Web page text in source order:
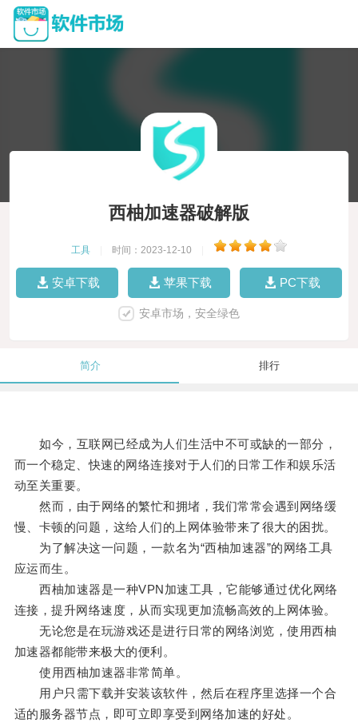
西柚加速器破解版
工具 时间：2023-12-10
安卓下载 苹果下载 PC下载
安卓市场，安全绿色
简介 排行
如今，互联网已经成为人们生活中不可或缺的一部分，
而一个稳定、快速的网络连接对于人们的日常工作和娱乐活
动至关重要。
然而，由于网络的繁忙和拥堵，我们常常会遇到网络缓
慢、卡顿的问题，这给人们的上网体验带来了很大的困扰。
为了解决这一问题，一款名为“西柚加速器”的网络工具
应运而生。
西柚加速器是一种VPN加速工具，它能够通过优化网络
连接，提升网络速度，从而实现更加流畅高效的上网体验。
无论您是在玩游戏还是进行日常的网络浏览，使用西柚
加速器都能带来极大的便利。
使用西柚加速器非常简单。
用户只需下载并安装该软件，然后在程序里选择一个合
适的服务器节点，即可立即享受到网络加速的好处。